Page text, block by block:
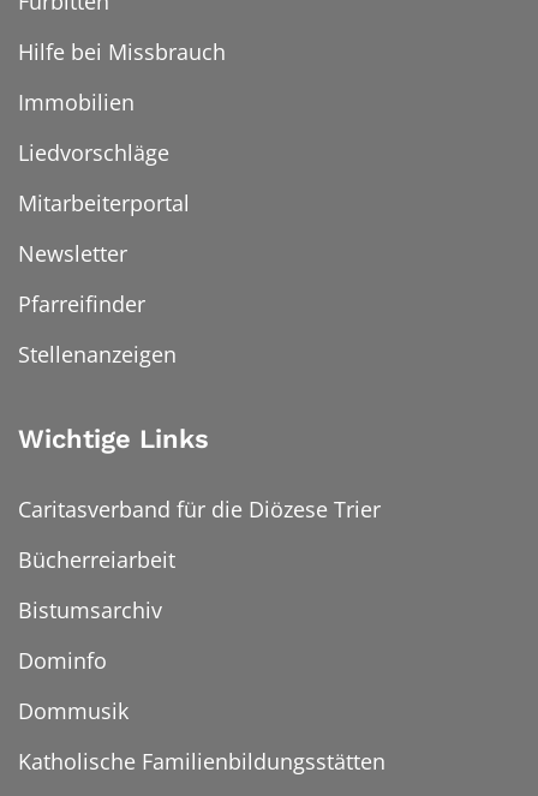
Hilfe bei Missbrauch
Immobilien
Liedvorschläge
Mitarbeiterportal
Newsletter
Pfarreifinder
Stellenanzeigen
Wichtige Links
Caritasverband für die Diözese Trier
Bücherreiarbeit
Bistumsarchiv
Dominfo
Dommusik
Katholische Familienbildungsstätten